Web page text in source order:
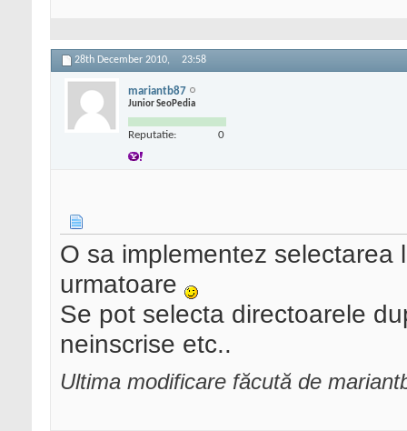
28th December 2010, 23:58
mariantb87
Junior SeoPedia
Reputatie: 0
O sa implementez selectarea
urmatoare
Se pot selecta directoarele
neinscrise etc..
Ultima modificare făcută de